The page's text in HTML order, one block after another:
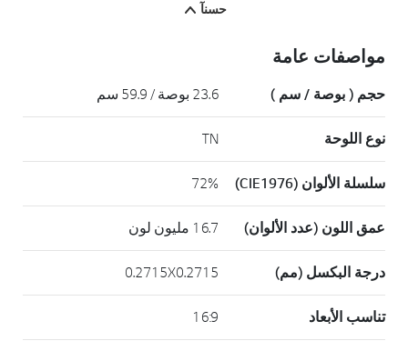
حسنآ
مواصفات عامة
حجم ( بوصة / سم ) 23.6 بوصة / 59.9 سم
نوع اللوحة TN
سلسلة الألوان (CIE1976) 72%
عمق اللون (عدد الألوان) 16.7 مليون لون
درجة البكسل (مم) 0.2715X0.2715
تناسب الأبعاد 16:9